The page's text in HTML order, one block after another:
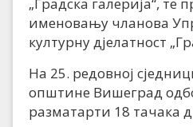
именовању чланова
културну дјелатност
На 25. редовној
општине Вишеград
разматарти 18 тачака